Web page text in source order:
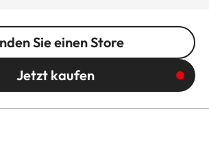
Sie einen Store
Jetzt kaufen